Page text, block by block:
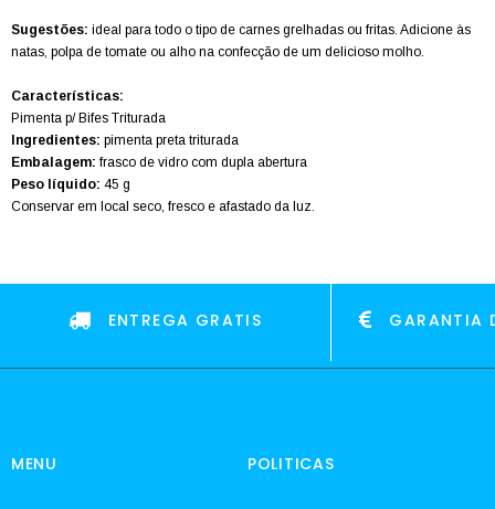
Sugestões: ideal para todo o tipo de carnes grelhadas ou fritas. Adicione às
natas, polpa de tomate ou alho na confecção de um delicioso molho.
Características:
Pimenta p/ Bifes Triturada
Ingredientes: pimenta preta triturada
Embalagem: frasco de vidro com dupla abertura
Peso líquido: 45 g
Conservar em local seco, fresco e afastado da luz.
ENTREGA GRATIS GARANTIA
MENU POLITICAS